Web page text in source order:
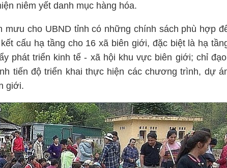
niêm yết danh mục hàng hóa.
cho UBND tỉnh có những chính sách phù hợp
cấu hạ tầng cho 16 xã biên giới, đặc biệt là hạ
phát triển kinh tế - xã hội khu vực biên giới; chỉ
tiến độ triển khai thực hiện các chương trình, dự
giới.